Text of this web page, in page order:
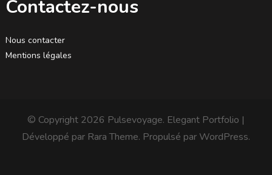
Contactez-nous
Nous contacter
Mentions légales
© Copyright 2026 Pulsevoyage. Elegant Portfolio |
Développé par Rara Theme. Propulsé par WordPress.